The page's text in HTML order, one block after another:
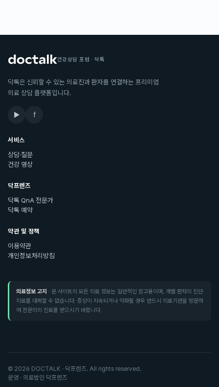
건강상담 포럼 · 닥톡
닥톡은 신뢰할 수 있는 의료진과 환자를 연결하는 프리미엄
의료 상담 플랫폼입니다.
▶ f
서비스
상담·질문
건강 영상
닥프렌즈
닥톡 QnA 전문가
닥톡 예약
약관 및 정책
이용약관
개인정보처리방침
의료정보 고지 · 본 사이트의 모든 의료 정보는 일반적인 참고용이며, 개별 환자의 진단·
치료를 대체할 수 없습니다. 증상이 지속되거나 악화될 경우 반드시 의료기관을 방문하
여 전문의의 진료를 받으시기 바랍니다.
© 2026 DOCTALK · 닥프렌즈. All rights reserved.
운영 · 의료법인 닥프렌즈